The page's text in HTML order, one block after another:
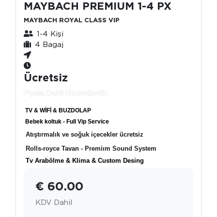
MAYBACH PREMIUM 1-4 PX
MAYBACH ROYAL CLASS VIP
1-4 Kişi
4 Bagaj
Ücretsiz
Fiyata Dahil Hizmetlerdir.
TV & WİFİ & BUZDOLAP
Bebek koltuk - Full Vip Service
Atıştırmalık ve soğuk içecekler ücretsiz
Rolls-royce Tavan - Premiım Sound System
Tv Arabölme & Klima & Custom Desing
€ 60.00
KDV Dahil